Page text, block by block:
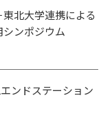
北大学連携による
ンポジウム
ンドステーション